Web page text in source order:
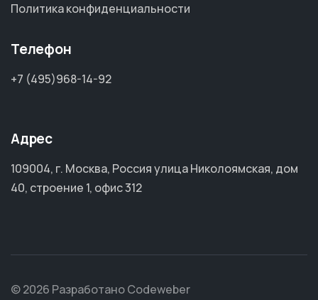
Политика конфиденциальности
Телефон
+7 (495)968-14-92
Адрес
109004, г. Москва, Россия улица Николоямская, дом
40, строение 1, офис 312
© 2026 Разработано Codeweber